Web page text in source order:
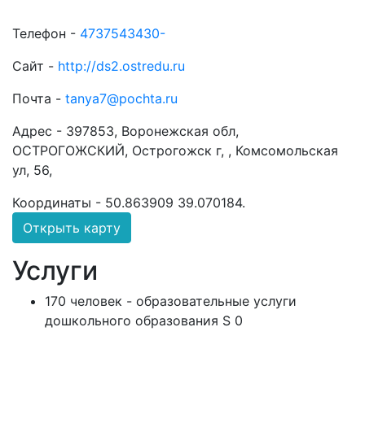
Телефон - 4737543430-
Сайт - http://ds2.ostredu.ru
Почта - tanya7@pochta.ru
Адрес - 397853, Воронежская обл,
ОСТРОГОЖСКИЙ, Острогожск г, , Комсомольская
ул, 56,
Координаты - 50.863909 39.070184.
Открыть карту
Услуги
170 человек - образовательные услуги
дошкольного образования S 0